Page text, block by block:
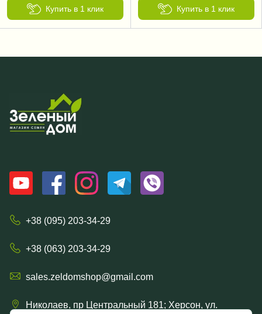
Купить в 1 клик Купить в 1 клик
+38 (095) 203-34-29
+38 (063) 203-34-29
sales.zeldomshop@gmail.com
Николаев, пр Центральный 181; Херсон, ул.